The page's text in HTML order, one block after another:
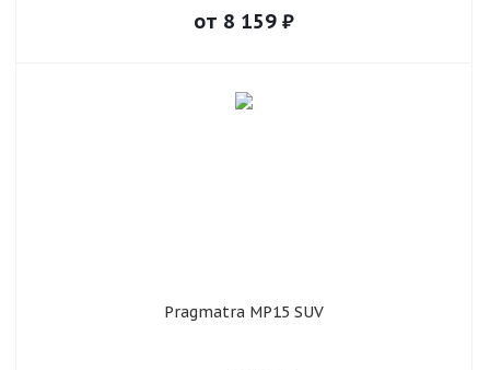
от 8 159 ₽
Pragmatra MP15 SUV